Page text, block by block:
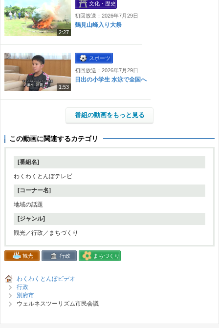
2:27
文化・歴史
初回放送：2026年7月29日
鶴見山峰入り大祭
1:53
スポーツ
初回放送：2026年7月29日
日出の小学生 水泳で全国へ
番組の動画をもっと見る
この動画に関連するカテゴリ
[番組名]
わくわくとんぼテレビ
[コーナー名]
地域の話題
[ジャンル]
観光／行政／まちづくり
観光 行政 まちづくり
わくわくとんぼビデオ
行政
別府市
ウェルネスツーリズム市民会議